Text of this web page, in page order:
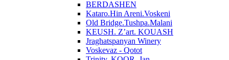
BERDASHEN
Kataro.Hin Areni.Voskeni
Old Bridge.Tushpa.Malani
KEUSH. Z’art. KOUASH
Jraghatspanyan Winery
Voskevaz - Qotot